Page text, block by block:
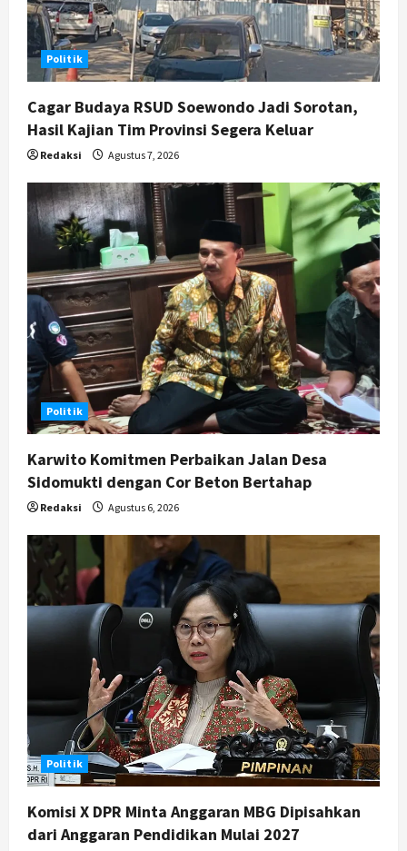
o
n Politik
Cagar Budaya RSUD Soewondo Jadi Sorotan,
Hasil Kajian Tim Provinsi Segera Keluar
Redaksi Agustus 7, 2026
Politik
Karwito Komitmen Perbaikan Jalan Desa
Sidomukti dengan Cor Beton Bertahap
Redaksi Agustus 6, 2026
Politik
Komisi X DPR Minta Anggaran MBG Dipisahkan
dari Anggaran Pendidikan Mulai 2027